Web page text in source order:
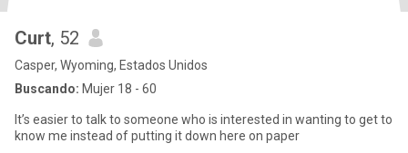
Curt, 52
Casper, Wyoming, Estados Unidos
Buscando: Mujer 18 - 60
It’s easier to talk to someone who is interested in wanting to get to
know me instead of putting it down here on paper